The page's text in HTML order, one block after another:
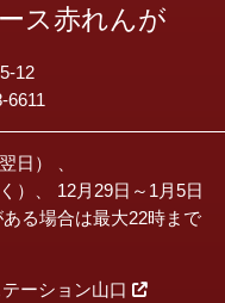
ス赤れんが
12
6611
日） 、
）、 12月29日～1月5日
る場合は最大22時まで
ーション山口